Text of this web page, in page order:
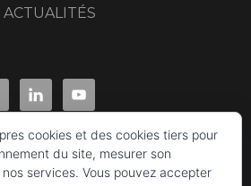
ACTUALITÉS
cookies et des cookies tiers pour
du site, mesurer son
services. Vous pouvez accepter